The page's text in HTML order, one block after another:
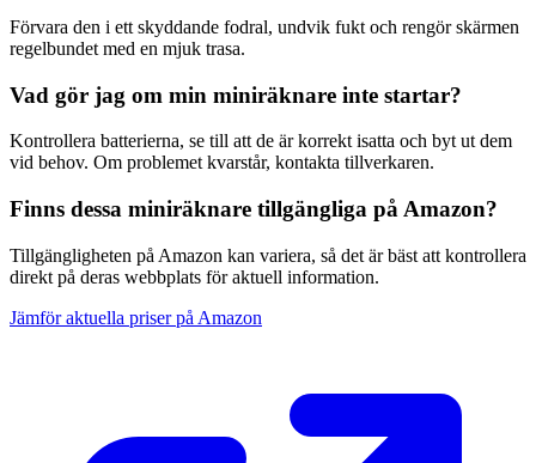
Förvara den i ett skyddande fodral, undvik fukt och rengör skärmen
regelbundet med en mjuk trasa.
Vad gör jag om min miniräknare inte startar?
Kontrollera batterierna, se till att de är korrekt isatta och byt ut dem
vid behov. Om problemet kvarstår, kontakta tillverkaren.
Finns dessa miniräknare tillgängliga på Amazon?
Tillgängligheten på Amazon kan variera, så det är bäst att kontrollera
direkt på deras webbplats för aktuell information.
Jämför aktuella priser på Amazon